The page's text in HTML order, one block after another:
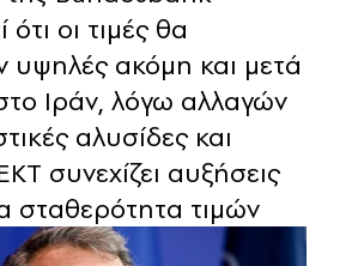
ότι οι τιμές θα
υψηλές ακόμη και μετά
Ιράν, λόγω αλλαγών
αλυσίδες και
συνεχίζει αυξήσεις
σταθερότητα τιμών